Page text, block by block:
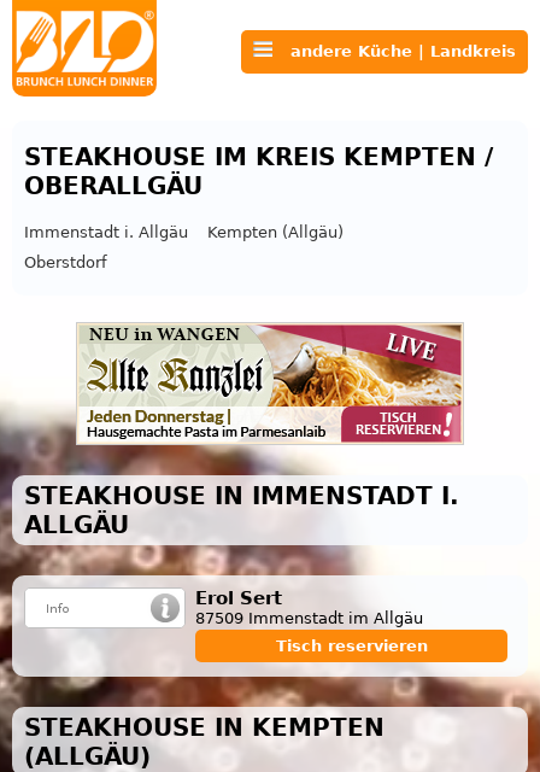
andere Küche | Landkreis
STEAKHOUSE IM KREIS KEMPTEN /
OBERALLGÄU
Immenstadt i. Allgäu
Kempten (Allgäu)
Oberstdorf
STEAKHOUSE IN IMMENSTADT I.
ALLGÄU
Erol Sert
87509 Immenstadt im Allgäu
Tisch reservieren
STEAKHOUSE IN KEMPTEN
(ALLGÄU)